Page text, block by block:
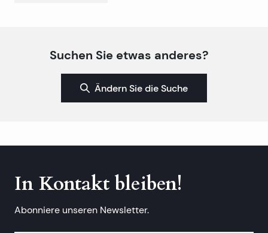
Suchen Sie etwas anderes?
Ändern Sie die Suche
In Kontakt bleiben!
Abonniere unseren Newsletter.